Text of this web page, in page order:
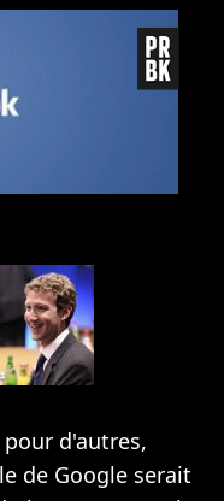
d'autres,
de Google serait